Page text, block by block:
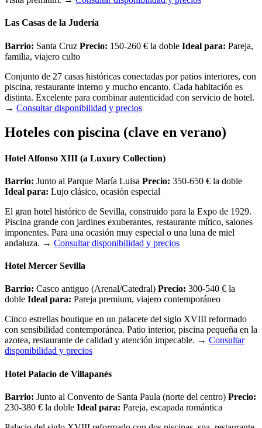
Las Casas de la Judería
Barrio: Santa Cruz Precio: 150-260 € la doble Ideal para: Pareja,
familia, viajero culto
Conjunto de 27 casas históricas conectadas por patios interiores, con
piscina, restaurante interno y mucho encanto. Cada habitación es
distinta. Excelente para combinar autenticidad con servicio de hotel.
→ Consultar disponibilidad y precios
Hoteles con piscina (clave en verano)
Hotel Alfonso XIII (a Luxury Collection)
Barrio: Junto al Parque María Luisa Precio: 350-650 € la doble
Ideal para: Lujo clásico, ocasión especial
El gran hotel histórico de Sevilla, construido para la Expo de 1929.
Piscina grande con jardines exuberantes, restaurante mítico, salones
imponentes. Para una ocasión muy especial o una luna de miel
andaluza. → Consultar disponibilidad y precios
Hotel Mercer Sevilla
Barrio: Casco antiguo (Arenal/Catedral) Precio: 300-540 € la
doble Ideal para: Pareja premium, viajero contemporáneo
Cinco estrellas boutique en un palacete del siglo XVIII reformado
con sensibilidad contemporánea. Patio interior, piscina pequeña en la
azotea, restaurante de calidad y atención impecable. → Consultar
disponibilidad y precios
Hotel Palacio de Villapanés
Barrio: Junto al Convento de Santa Paula (norte del centro) Precio:
230-380 € la doble Ideal para: Pareja, escapada romántica